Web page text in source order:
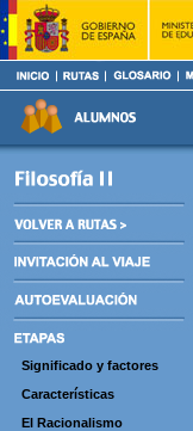
Significado y factores
Características
El Racionalismo